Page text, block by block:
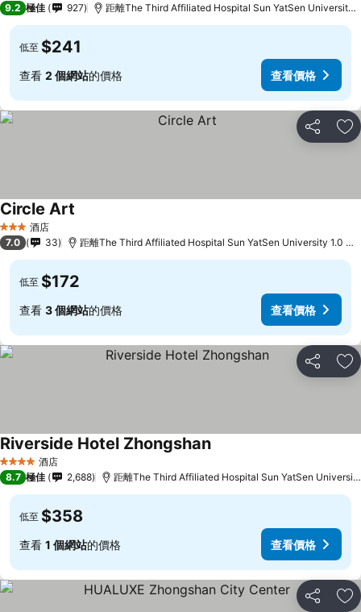
9.2 極佳 927 距離The Third Affiliated Hospital Sun YatSen University
低至 $241
查看 2 個網站的價格 查看價格
分享 放
3 星級 酒店
Circle Art
7.0 33 距離The Third Affiliated Hospital Sun YatSen University 1.0 公
低至 $172
查看 3 個網站的價格 查看價格
分享 放
4 星級 酒店
Riverside Hotel Zhongshan查看價格
8.7 極佳 2,688 距離The Third Affiliated Hospital Sun YatSen
低至 $358
查看 1 個網站的價格 查看價格
分享 放